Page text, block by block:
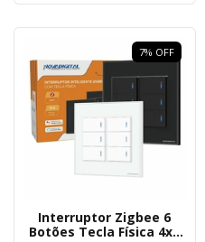
7% OFF
Interruptor Zigbee 6
Botões Tecla Física 4x4